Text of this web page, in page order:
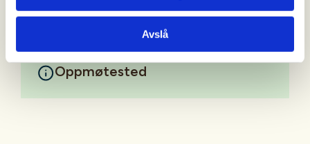
Avslå
Oppmøtested